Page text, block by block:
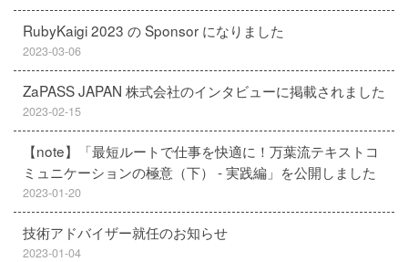
RubyKaigi 2023 の Sponsor になりました
2023-03-06
ZaPASS JAPAN 株式会社のインタビューに掲載されました
2023-02-15
【note】「最短ルートで仕事を快適に！万葉流テキストコ
ミュニケーションの極意（下） - 実践編」を公開しました
2023-01-20
技術アドバイザー就任のお知らせ
2023-01-04